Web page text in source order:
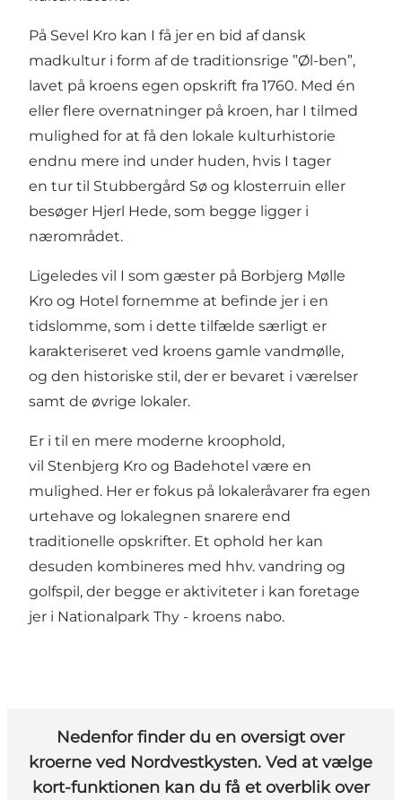
På Sevel Kro kan I få jer en bid af dansk
madkultur i form af de traditionsrige ”Øl-ben”,
lavet på kroens egen opskrift fra 1760. Med én
eller flere overnatninger på kroen, har I tilmed
mulighed for at få den lokale kulturhistorie
endnu mere ind under huden, hvis I tager
en tur til Stubbergård Sø og klosterruin eller
besøger Hjerl Hede, som begge ligger i
nærområdet.
Ligeledes vil I som gæster på Borbjerg Mølle
Kro og Hotel fornemme at befinde jer i en
tidslomme, som i dette tilfælde særligt er
karakteriseret ved kroens gamle vandmølle,
og den historiske stil, der er bevaret i værelser
samt de øvrige lokaler.
Er i til en mere moderne kroophold,
vil Stenbjerg Kro og Badehotel være en
mulighed. Her er fokus på lokaleråvarer fra egen
urtehave og lokalegnen snarere end
traditionelle opskrifter. Et ophold her kan
desuden kombineres med hhv. vandring og
golfspil, der begge er aktiviteter i kan foretage
jer i Nationalpark Thy - kroens nabo.
Nedenfor finder du en oversigt over
kroerne ved Nordvestkysten. Ved at vælge
kort-funktionen kan du få et overblik over